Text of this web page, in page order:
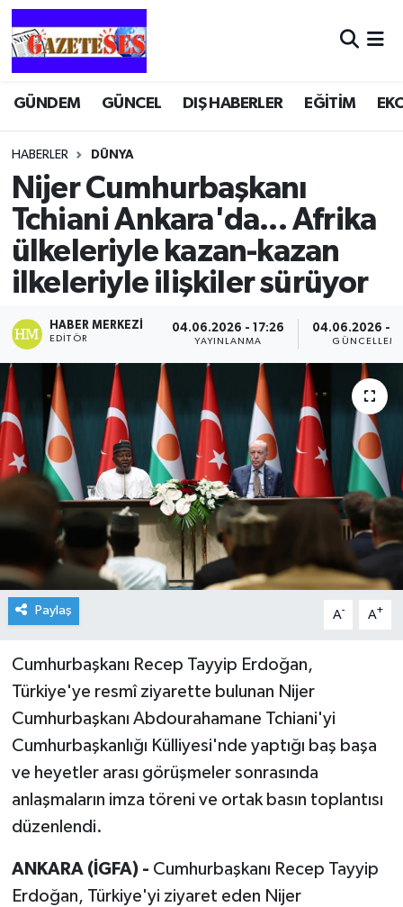
GÜNDEM GÜNCEL DIŞ HABERLER EĞİTİM
HABERLER DÜNYA
Nijer Cumhurbaşkanı
Tchiani Ankara'da... Afrika
ülkeleriyle kazan-kazan
ilkeleriyle ilişkiler sürüyor
HABER MERKEZI
EDITÖR
04.06.2026 - 17:26
YAYINLANMA
04.06.2026 -
Paylaş A- A+
Cumhurbaşkanı Recep Tayyip Erdoğan,
Türkiye'ye resmî ziyarette bulunan Nijer
Cumhurbaşkanı Abdourahamane Tchiani'yi
Cumhurbaşkanlığı Külliyesi'nde yaptığı baş başa
ve heyetler arası görüşmeler sonrasında
anlaşmaların imza töreni ve ortak basın toplantısı
düzenlendi.
ANKARA (İGFA) - Cumhurbaşkanı Recep Tayyip
Erdoğan, Türkiye'yi ziyaret eden Nijer